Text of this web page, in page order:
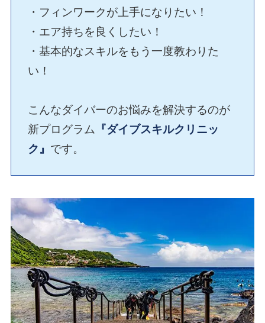
・フィンワークが上手になりたい！
・エア持ちを良くしたい！
・基本的なスキルをもう一度教わりた
い！
こんなダイバーのお悩みを解決するのが
新プログラム 『ダイブスキルクリニッ
ク』 です。